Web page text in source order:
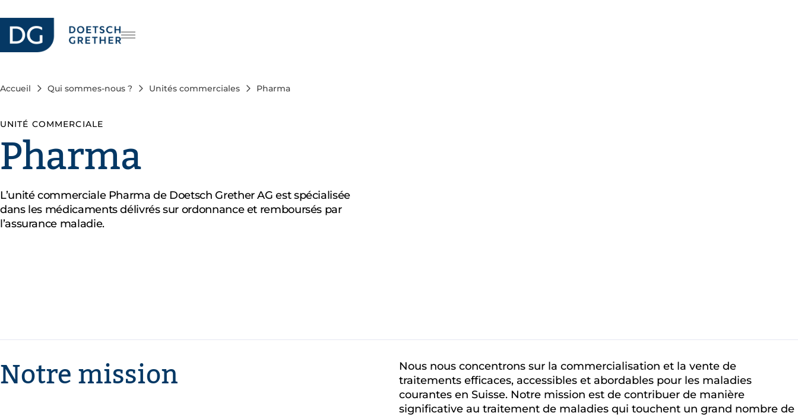
Carrière
EN
Accueil Qui sommes-nous ? Unités commerciales Pharma
UNITÉ COMMERCIALE
Pharma
L’unité commerciale Pharma de Doetsch Grether AG est spécialisée
dans les médicaments délivrés sur ordonnance et remboursés par
l’assurance maladie.
Notre mission
Nous nous concentrons sur la commercialisation et la vente de
traitements efficaces, accessibles et abordables pour les maladies
courantes en Suisse. Notre mission est de contribuer de manière
significative au traitement de maladies qui touchent un grand nombre de